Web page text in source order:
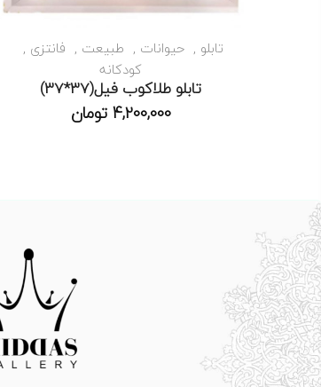
تابلو حیوانات طبیعت
فانتزی
کودکانه
تابلو طلاکوب فیل(37*37)
4,200,000 تومان